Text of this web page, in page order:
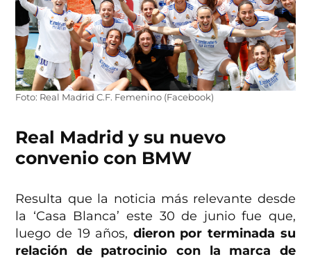
Foto: Real Madrid C.F. Femenino (Facebook)
Real Madrid y su nuevo
convenio con BMW
Resulta que la noticia más relevante desde
la ‘Casa Blanca’ este 30 de junio fue que,
luego de 19 años, dieron por terminada su
relación de patrocinio con la marca de